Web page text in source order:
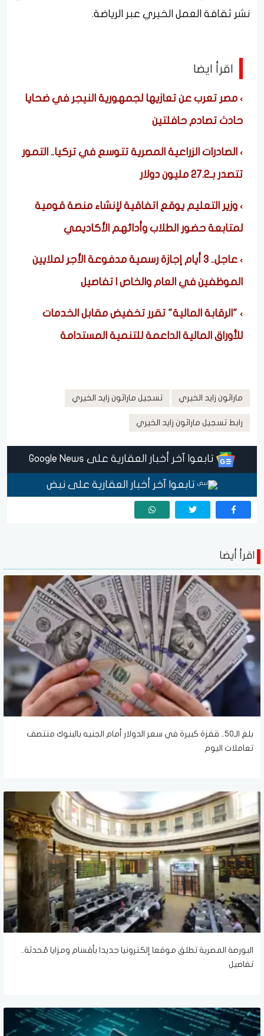
نشر ثقافة العمل الخيري عبر الرياضة.
اقرأ ايضا
مصر تعرب عن تعازيها لجمهورية النيجر في ضحايا
حادث تصادم حافلتين
الصادرات الزراعية المصرية تتوسع في تركيا.. التمور
تتصدر بـ27.2 مليون دولار
وزير التعليم يوقع اتفاقية لإنشاء منصة قومية
لمتابعة حضور الطلاب وأدائهم الأكاديمي
عاجل.. 3 أيام إجازة رسمية مدفوعة الأجر لملايين
الموظفين في العام والخاص | تفاصيل
"الرقابة المالية" تقرر تخفيض مقابل الخدمات
للأوراق المالية الداعمة للتنمية المستدامة
ماراثون زايد الخيري تسجيل ماراثون زايد الخيري
رابط تسجيل ماراثون زايد الخيري
تابعوا آخر أخبار العقارية على Google News
تابعوا آخر أخبار العقارية على نبض
اقرأ أيضا
بلغ الـ50.. قفزة كبيرة في سعر الدولار أمام الجنيه بالبنوك منتصف
تعاملات اليوم
البورصة المصرية تطلق موقعا إلكترونيا جديدا بأقسام ومزايا مُحدثة..
تفاصيل